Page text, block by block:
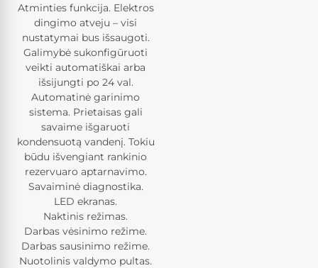
Atminties funkcija. Elektros
dingimo atveju – visi
nustatymai bus išsaugoti.
Galimybė sukonfigūruoti
veikti automatiškai arba
išsijungti po 24 val.
Automatinė garinimo
sistema. Prietaisas gali
savaime išgaruoti
kondensuotą vandenį. Tokiu
būdu išvengiant rankinio
rezervuaro aptarnavimo.
Savaiminė diagnostika.
LED ekranas.
Naktinis režimas.
Darbas vėsinimo režime.
Darbas sausinimo režime.
Nuotolinis valdymo pultas.